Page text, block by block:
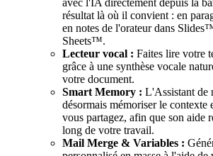
avec l'IA directement depuis la
résultat là où il convient : en
en notes de l'orateur dans
Sheets™.
Lecteur vocal : Faites lire votre
grâce à une synthèse vocale
votre document.
Smart Memory : L'Assistant de
désormais mémoriser le contexte
vous partagez, afin que son aide
long de votre travail.
Mail Merge & Variables :